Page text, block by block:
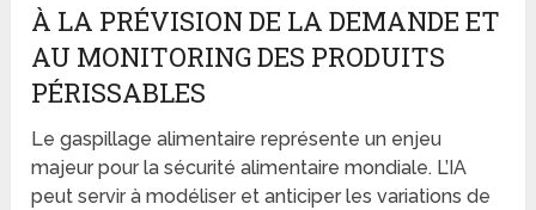
À LA PRÉVISION DE LA DEMANDE ET
AU MONITORING DES PRODUITS
PÉRISSABLES
Le gaspillage alimentaire représente un enjeu
majeur pour la sécurité alimentaire mondiale. L’IA
peut servir à modéliser et anticiper les variations de